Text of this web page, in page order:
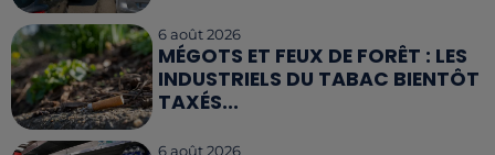
6 août 2026
MÉGOTS ET FEUX DE FORÊT : LES
INDUSTRIELS DU TABAC BIENTÔT
TAXÉS...
6 août 2026